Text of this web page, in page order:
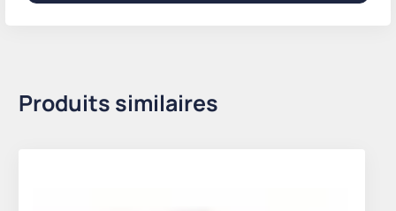
Produits similaires